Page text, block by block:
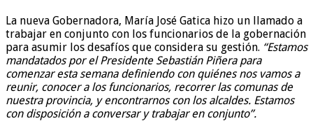
La nueva Gobernadora, María José Gatica hizo un llamado a
trabajar en conjunto con los funcionarios de la gobernación
para asumir los desafíos que considera su gestión. “Estamos
mandatados por el Presidente Sebastián Piñera para
comenzar esta semana definiendo con quiénes nos vamos a
reunir, conocer a los funcionarios, recorrer las comunas de
nuestra provincia, y encontrarnos con los alcaldes. Estamos
con disposición a conversar y trabajar en conjunto”.